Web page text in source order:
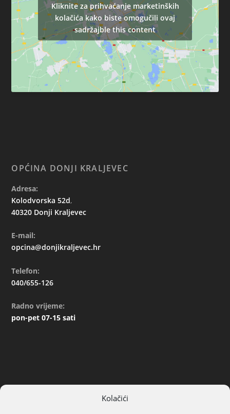
Kolačići
Kliknite za prihvaćanje marketinških
kolačića kako biste omogučili ovaj
sadržajble this content
OPĆINA DONJI KRALJEVEC
Adresa:
Kolodvorska 52d,
40320 Donji Kraljevec
E-mail:
opcina@donjikraljevec.hr
Telefon:
040/655-126
Radno vrijeme:
pon-pet 07-15 sati